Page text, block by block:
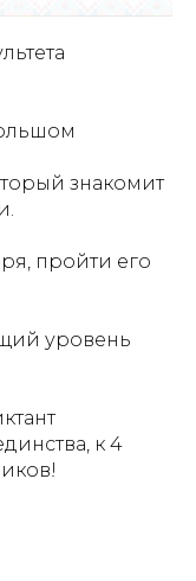
знакомит
пройти его
уровень
к 4